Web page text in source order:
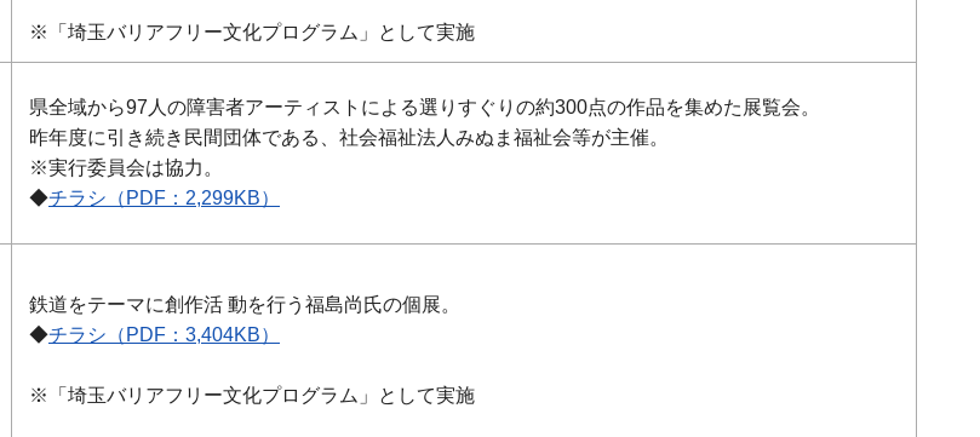
※「埼玉バリアフリー文化プログラム」として実施
県全域から97人の障害者アーティストによる選りすぐりの約300点の作品を集めた展覧会。
昨年度に引き続き民間団体である、社会福祉法人みぬま福祉会等が主催。
※実行委員会は協力。
◆チラシ（PDF：2,299KB）
鉄道をテーマに創作活 動を行う福島尚氏の個展。
◆チラシ（PDF：3,404KB）
※「埼玉バリアフリー文化プログラム」として実施